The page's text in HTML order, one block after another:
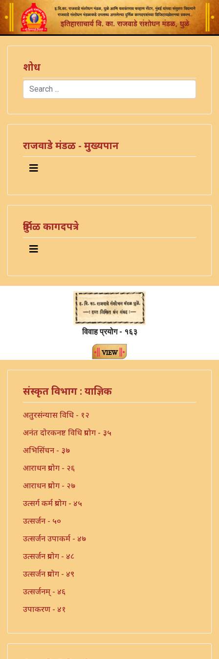
शोध
Search
राजवाडे मंडळ - मुख्यपान
दुर्मिळ कागदपत्रे
विवाह प्रयोग - १६३
संस्कृत विभाग : याज्ञिक
अतुरसंन्यास विधि - १२
अनंत दोरकनष्ट विधि प्रयोग - ३५
अभिसिंचन - ३७
आराधन प्रयोग - २६
आराधन प्रयोग - २७
उत्सर्ग कर्म प्रयोग - ४५
उत्सर्जन - ५०
उत्सर्जन उपाकर्म - ४७
उत्सर्जन प्रयोग - ४८
उत्सर्जन प्रयोग - ४९
उत्सर्जनम् - ४६
उपाकरण - ४१
उपाकर्म - ४३